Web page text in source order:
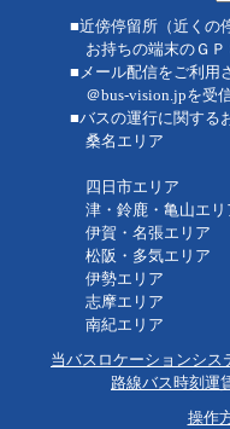
■近傍停留所（近くの
お持ちの端末のＧＰ
■メール配信をご利用
＠bus-vision.jpを受
■バスの運行に関する
桑名エリア ：
：八風バ
四日市エリア ：
津・鈴鹿・亀山エ
伊賀・名張エリ
松阪・多気エリ
伊勢エリア ：
志摩エリア ：
南紀エリア ：
当バスロケーションシス
路線バス時刻運
操作